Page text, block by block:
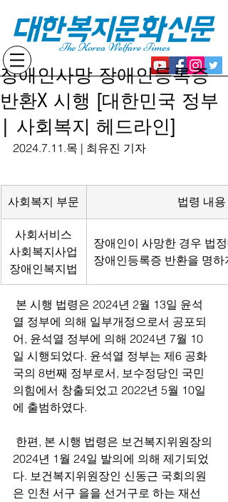
대한복지문화신문
The Korea Welfare Times
장애인사망 장애인등록증
반환X 시행 [대한민국 정부
| 사회복지 헤드라인]
2024.7.11.목 | 최유진 기자
사회복지 부문 법령 내용
사회서비스
사회복지사업
장애인복지법
장애인이 사망한 경우 법
장애인등록증 반환을 명하
열 정부에 의해 일부개정으로서 공포되
어, 윤석열 정부에 의해 2024년 7월 10
일 시행되었다. 윤석열 정부는 제6 공화
국의 8번째 정부로서, 보수정당인 국민
의힘에서 창출되었고 2022년 5월 10일
에 출범하였다.
한편, 본 시행 법령은 보건복지위원장의
2024년 1월 24일 발의에 의해 제기되었
다. 보건복지위원장인 신동근 국회의원
은 인천 서구 을을 선거구로 하는 재선